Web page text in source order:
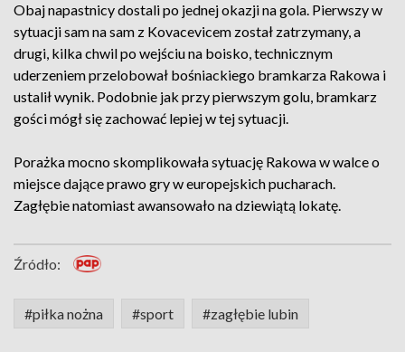
Obaj napastnicy dostali po jednej okazji na gola. Pierwszy w
sytuacji sam na sam z Kovacevicem został zatrzymany, a
drugi, kilka chwil po wejściu na boisko, technicznym
uderzeniem przelobował bośniackiego bramkarza Rakowa i
ustalił wynik. Podobnie jak przy pierwszym golu, bramkarz
gości mógł się zachować lepiej w tej sytuacji.
Porażka mocno skomplikowała sytuację Rakowa w walce o
miejsce dające prawo gry w europejskich pucharach.
Zagłębie natomiast awansowało na dziewiątą lokatę.
Źródło:
#piłka nożna #sport #zagłębie lubin